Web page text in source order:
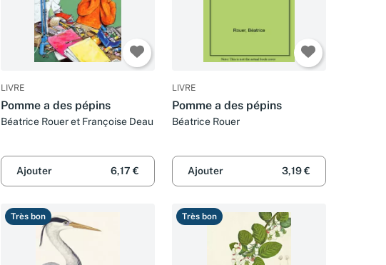
LIVRE
Pomme a des pépins
Béatrice Rouer et Françoise Deau
Ajouter 6,17 €
LIVRE
Pomme a des pépins
Béatrice Rouer
Ajouter 3,19 €
Très bon Très bon